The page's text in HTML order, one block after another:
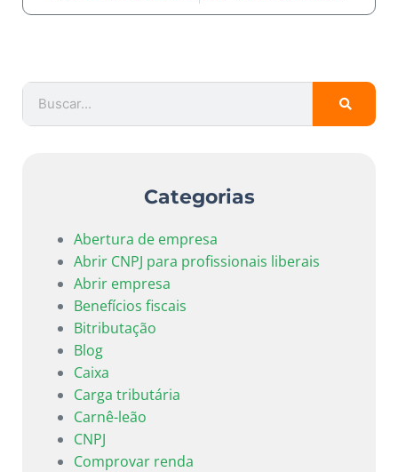
Categorias
Abertura de empresa
Abrir CNPJ para profissionais liberais
Abrir empresa
Benefícios fiscais
Bitributação
Blog
Caixa
Carga tributária
Carnê-leão
CNPJ
Comprovar renda